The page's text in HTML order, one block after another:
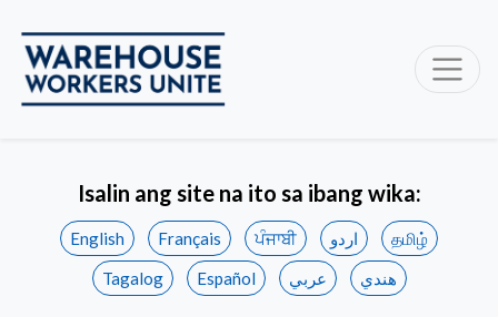
Isalin ang site na ito sa ibang wika:
English Français ਪੰਜਾਬੀ اردو
தமிழ்
Tagalog
Español عربي هندي